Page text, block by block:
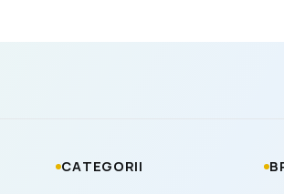
CATEGORII